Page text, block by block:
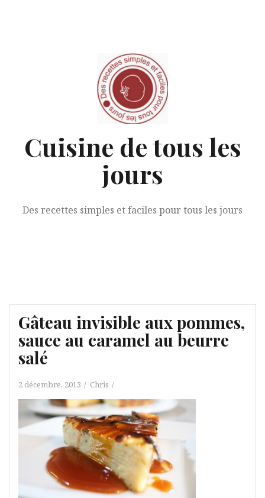
Cuisine de tous les
jours
Des recettes simples et faciles pour tous les jours
Gâteau invisible aux pommes,
sauce au caramel au beurre
salé
2 décembre, 2013 Chris